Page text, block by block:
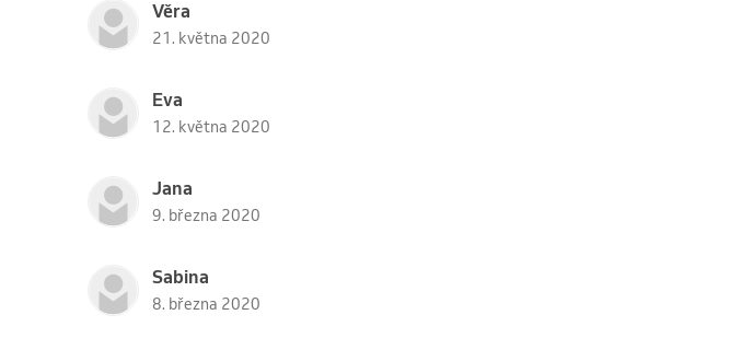
Věra
21. května 2020
Eva
12. května 2020
Jana
9. března 2020
Sabina
8. března 2020